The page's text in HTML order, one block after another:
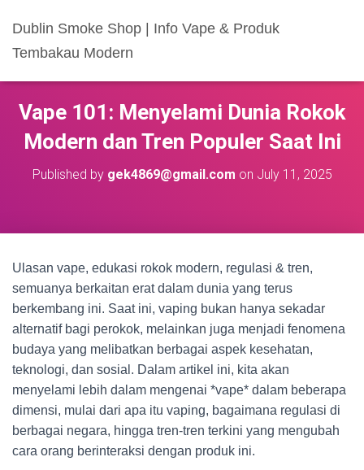
Dublin Smoke Shop | Info Vape & Produk
Tembakau Modern
Vape 101: Menyelami Dunia Rokok
Modern dan Tren Populer Saat Ini
Published by gek4869@gmail.com on July 11, 2025
Ulasan vape, edukasi rokok modern, regulasi & tren,
semuanya berkaitan erat dalam dunia yang terus
berkembang ini. Saat ini, vaping bukan hanya sekadar
alternatif bagi perokok, melainkan juga menjadi fenomena
budaya yang melibatkan berbagai aspek kesehatan,
teknologi, dan sosial. Dalam artikel ini, kita akan
menyelami lebih dalam mengenai *vape* dalam beberapa
dimensi, mulai dari apa itu vaping, bagaimana regulasi di
berbagai negara, hingga tren-tren terkini yang mengubah
cara orang berinteraksi dengan produk ini.